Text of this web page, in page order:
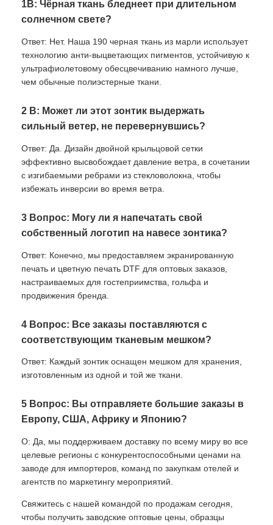
1В: Чёрная ткань бледнеет при длительном
солнечном свете?
Ответ: Нет. Наша 190 черная ткань из марли использует
технологию анти-выцветающих пигментов, устойчивую к
ультрафиолетовому обесцвечиванию намного лучше,
чем обычные полиэстерные ткани.
2 В: Может ли этот зонтик выдержать
сильный ветер, не перевернувшись?
Ответ: Да. Дизайн двойной крыльцовой сетки
эффективно высвобождает давление ветра, в сочетании
с изгибаемыми ребрами из стекловолокна, чтобы
избежать инверсии во время ветра.
3 Вопрос: Могу ли я напечатать свой
собственный логотип на навесе зонтика?
Ответ: Конечно, мы предоставляем экранированную
печать и цветную печать DTF для оптовых заказов,
настраиваемых для гостеприимства, гольфа и
продвижения бренда.
4 Вопрос: Все заказы поставляются с
соответствующим тканевым мешком?
Ответ: Каждый зонтик оснащен мешком для хранения,
изготовленным из одной и той же ткани.
5 Вопрос: Вы отправляете большие заказы в
Европу, США, Африку и Японию?
О: Да, мы поддерживаем доставку по всему миру во все
целевые регионы с конкурентоспособными ценами на
заводе для импортеров, команд по закупкам отелей и
агентств по маркетингу мероприятий.
Свяжитесь с нашей командой по продажам сегодня,
чтобы получить заводские оптовые цены, образцы